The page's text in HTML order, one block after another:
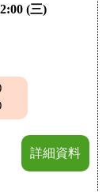
(三)
詳細資料